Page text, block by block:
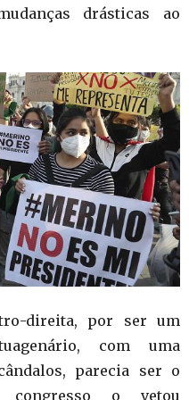
drásticas ao
direita, por ser um
com uma
parecia ser o
o vetou